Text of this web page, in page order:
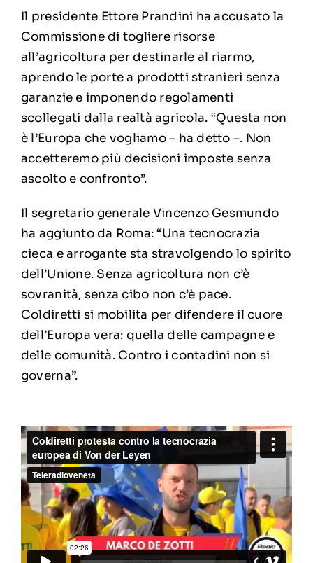
Il presidente Ettore Prandini ha accusato la
Commissione di togliere risorse
all’agricoltura per destinarle al riarmo,
aprendo le porte a prodotti stranieri senza
garanzie e imponendo regolamenti
scollegati dalla realtà agricola. “Questa non
è l’Europa che vogliamo – ha detto –. Non
accetteremo più decisioni imposte senza
ascolto e confronto”.
Il segretario generale Vincenzo Gesmundo
ha aggiunto da Roma: “Una tecnocrazia
cieca e arrogante sta stravolgendo lo spirito
dell’Unione. Senza agricoltura non c’è
sovranità, senza cibo non c’è pace.
Coldiretti si mobilita per difendere il cuore
dell’Europa vera: quella delle campagne e
delle comunità. Contro i contadini non si
governa”.